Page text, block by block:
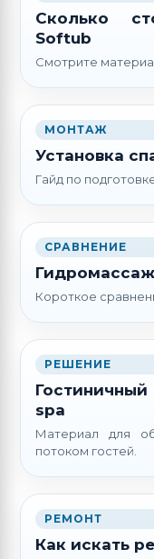
Сколько
Softub
Смотрите
МОНТАЖ
Установка
Гайд по
СРАВНЕНИЕ
Короткое
РЕШЕНИЕ
spa
Материал для
потоком гостей.
РЕМОНТ
Как искать